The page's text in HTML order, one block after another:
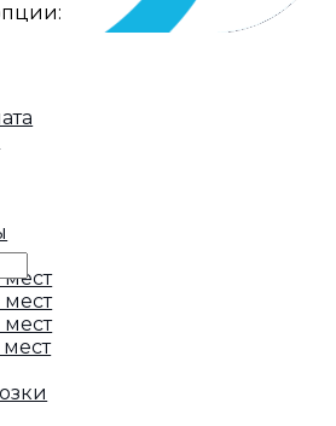
мест
мест
мест